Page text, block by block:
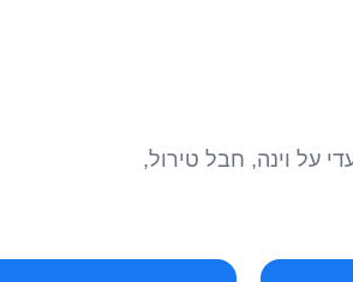
על וינה, חבל טירול,